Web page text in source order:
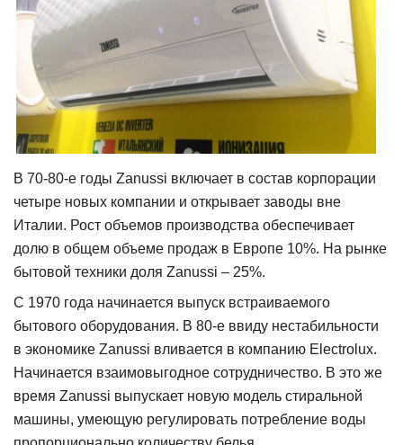
В 70-80-е годы Zanussi включает в состав корпорации
четыре новых компании и открывает заводы вне
Италии. Рост объемов производства обеспечивает
долю в общем объеме продаж в Европе 10%. На рынке
бытовой техники доля Zanussi – 25%.
С 1970 года начинается выпу­­­­ск встраиваемого
бытового оборудования. В 80-е ввиду нестабильности
в экономике Zanussi вливается в компанию Electrolux.
Начинается взаимовыгодное сотрудничество. В это же
время Zanussi выпускает новую модель стиральной
машины, умеющую регулировать потребление воды